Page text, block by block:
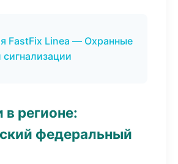
FastFix Linea — Охранные
регионе:
федеральный